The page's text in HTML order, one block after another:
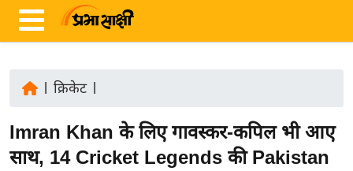
ज़ा
ख
क्रिकेट|
Imran Khan के लिए गावस्कर-कपिल भी आए
साथ, 14 Cricket Legends की Pakistan